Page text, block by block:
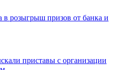
розыгрыш призов от банка и
приставы с организации